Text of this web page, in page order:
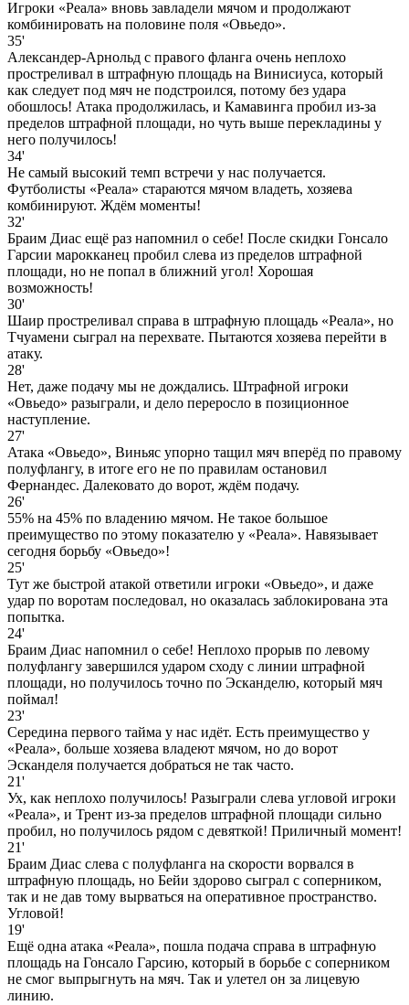
Игроки «Реала» вновь завладели мячом и продолжают
комбинировать на половине поля «Овьедо».
35'
Александер-Арнольд с правого фланга очень неплохо
простреливал в штрафную площадь на Винисиуса, который
как следует под мяч не подстроился, потому без удара
обошлось! Атака продолжилась, и Камавинга пробил из-за
пределов штрафной площади, но чуть выше перекладины у
него получилось!
34'
Не самый высокий темп встречи у нас получается.
Футболисты «Реала» стараются мячом владеть, хозяева
комбинируют. Ждём моменты!
32'
Браим Диас ещё раз напомнил о себе! После скидки Гонсало
Гарсии марокканец пробил слева из пределов штрафной
площади, но не попал в ближний угол! Хорошая
возможность!
30'
Шаир простреливал справа в штрафную площадь «Реала», но
Тчуамени сыграл на перехвате. Пытаются хозяева перейти в
атаку.
28'
Нет, даже подачу мы не дождались. Штрафной игроки
«Овьедо» разыграли, и дело переросло в позиционное
наступление.
27'
Атака «Овьедо», Виньяс упорно тащил мяч вперёд по правому
полуфлангу, в итоге его не по правилам остановил
Фернандес. Далековато до ворот, ждём подачу.
26'
55% на 45% по владению мячом. Не такое большое
преимущество по этому показателю у «Реала». Навязывает
сегодня борьбу «Овьедо»!
25'
Тут же быстрой атакой ответили игроки «Овьедо», и даже
удар по воротам последовал, но оказалась заблокирована эта
попытка.
24'
Браим Диас напомнил о себе! Неплохо прорыв по левому
полуфлангу завершился ударом сходу с линии штрафной
площади, но получилось точно по Эсканделю, который мяч
поймал!
23'
Середина первого тайма у нас идёт. Есть преимущество у
«Реала», больше хозяева владеют мячом, но до ворот
Эсканделя получается добраться не так часто.
21'
Ух, как неплохо получилось! Разыграли слева угловой игроки
«Реала», и Трент из-за пределов штрафной площади сильно
пробил, но получилось рядом с девяткой! Приличный момент!
21'
Браим Диас слева с полуфланга на скорости ворвался в
штрафную площадь, но Бейи здорово сыграл с соперником,
так и не дав тому вырваться на оперативное пространство.
Угловой!
19'
Ещё одна атака «Реала», пошла подача справа в штрафную
площадь на Гонсало Гарсию, который в борьбе с соперником
не смог выпрыгнуть на мяч. Так и улетел он за лицевую
линию.